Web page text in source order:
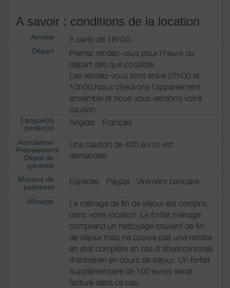
A savoir : conditions de la location
Arrivée A partir de 16h00.
Départ
Prenez rendez-vous pour l'heure du
départ dès que possible.
Les rendez-vous sont entre 07h00 et
10h00.Nous checkons l'appartement
ensemble et nous vous rendons votre
caution .
Langue(s)
parlée(s)
Anglais Français
Annulation/
Prépaiement/
Dépot de
garantie
Une caution de 400 euros est
demandée.
Moyens de
paiement
Espèces Paypal Virement bancaire
Ménage
Le ménage de fin de séjour est compris
dans votre location. Le forfait ménage
comprend un nettoyage courant de fin
de séjour mais ne couvre pas une remise
en état complète en cas d’absence totale
d'entretien en cours de séjour. Un forfait
supplémentaire de 100 euros serait
facturé dans ce cas.